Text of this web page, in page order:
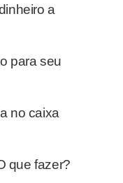
a
para seu
no caixa
que fazer?